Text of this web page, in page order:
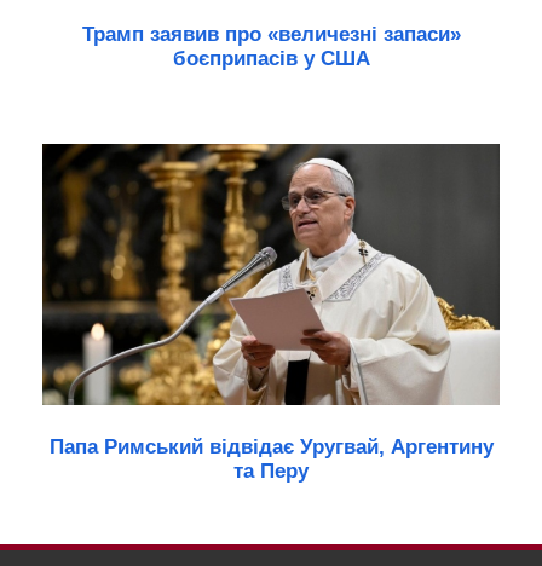
Трамп заявив про «величезні запаси»
боєприпасів у США
Папа Римський відвідає Уругвай, Аргентину
та Перу